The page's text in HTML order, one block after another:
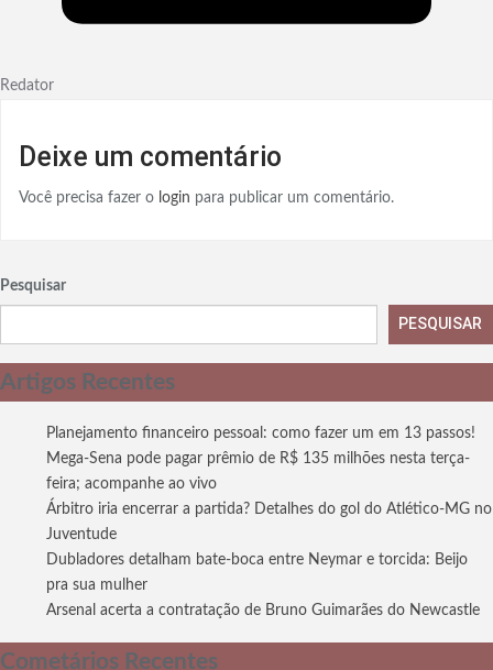
Redator
Deixe um comentário
Você precisa fazer o login para publicar um comentário.
Pesquisar
PESQUISAR
Artigos Recentes
Planejamento financeiro pessoal: como fazer um em 13 passos!
Mega-Sena pode pagar prêmio de R$ 135 milhões nesta terça-
feira; acompanhe ao vivo
Árbitro iria encerrar a partida? Detalhes do gol do Atlético-MG no
Juventude
Dubladores detalham bate-boca entre Neymar e torcida: Beijo
pra sua mulher
Arsenal acerta a contratação de Bruno Guimarães do Newcastle
Cometários Recentes